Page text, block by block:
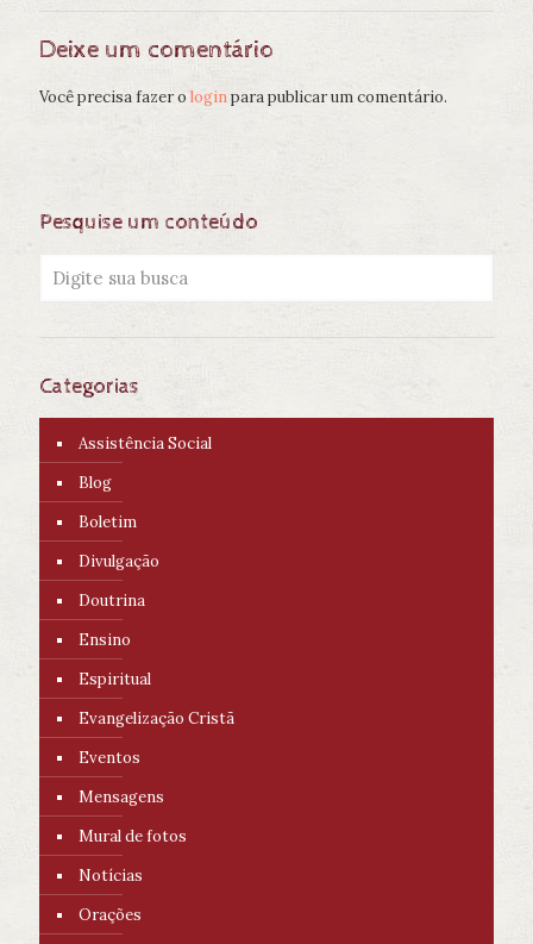
Deixe um comentário
Você precisa fazer o loginpara publicar um comentário.
Pesquise um conteúdo
Categorias
Assistência Social
Blog
Boletim
Divulgação
Doutrina
Ensino
Espiritual
Evangelização Cristã
Eventos
Mensagens
Mural de fotos
Notícias
Orações